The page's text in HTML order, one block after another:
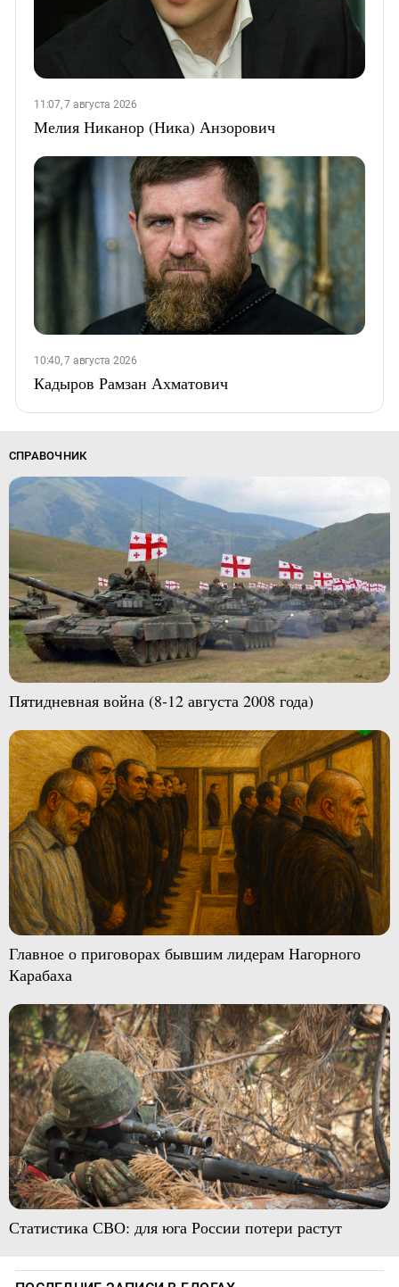
11:07, 7 августа 2026
Мелия Никанор (Ника) Анзорович
10:40, 7 августа 2026
Кадыров Рамзан Ахматович
СПРАВОЧНИК
Пятидневная война (8-12 августа 2008 года)
Главное о приговорах бывшим лидерам Нагорного
Карабаха
Статистика СВО: для юга России потери растут